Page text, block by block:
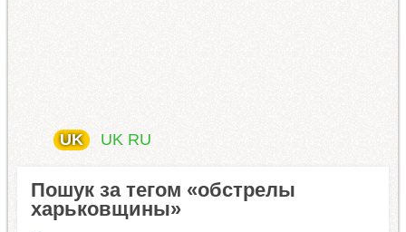
UK UK RU
Пошук за тегом «обстрелы
харьковщины»